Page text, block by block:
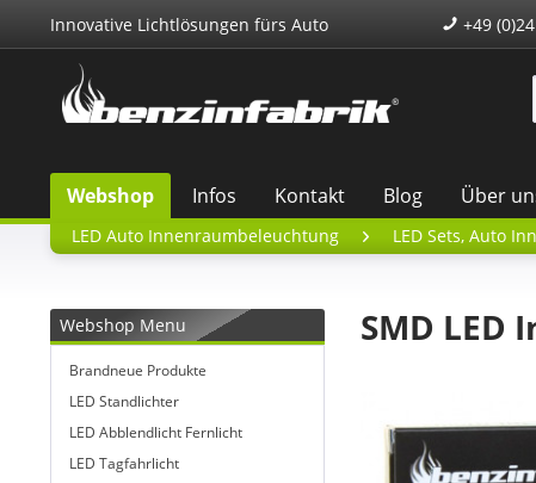
Innovative Lichtlösungen fürs Auto +49
Webshop Infos Kontakt Blog Über
LED Auto Innenraumbeleuchtung LED Sets, Auto
Webshop Menu
Brandneue Produkte
LED Standlichter
LED Abblendlicht Fernlicht
LED Tagfahrlicht
SMD